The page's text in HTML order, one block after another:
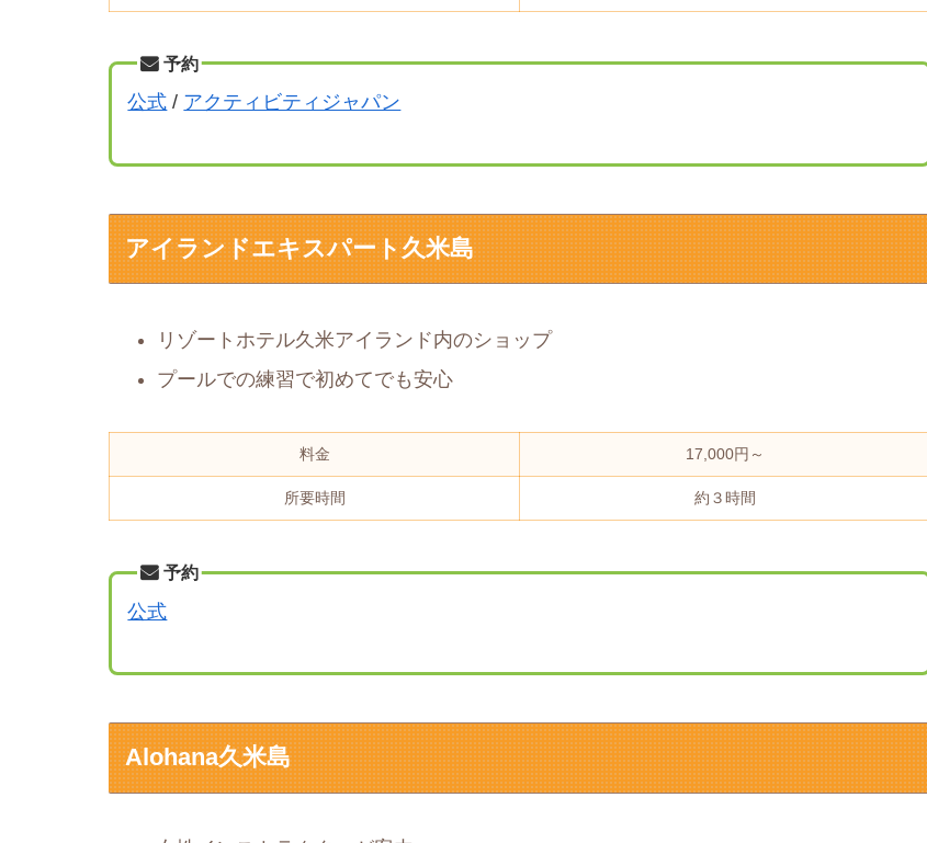
予約
公式 / アクティビティジャパン
アイランドエキスパート久米島
リゾートホテル久米アイランド内のショップ
プールでの練習で初めてでも安心
料金 17,000円～
所要時間 約３時間
予約
公式
Alohana久米島